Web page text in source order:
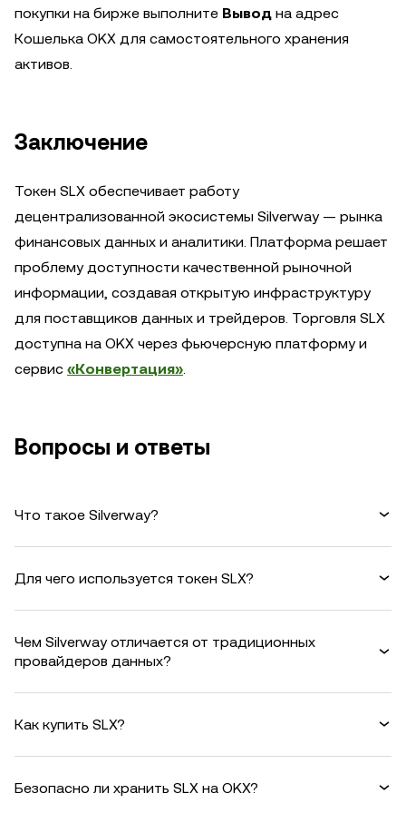
покупки на бирже выполните Вывод на адрес
Кошелька OKX для самостоятельного хранения
активов.
Заключение
Токен SLX обеспечивает работу
децентрализованной экосистемы Silverway — рынка
финансовых данных и аналитики. Платформа решает
проблему доступности качественной рыночной
информации, создавая открытую инфраструктуру
для поставщиков данных и трейдеров. Торговля SLX
доступна на OKX через фьючерсную платформу и
сервис «Конвертация».
Вопросы и ответы
Что такое Silverway?
Для чего используется токен SLX?
Чем Silverway отличается от традиционных
провайдеров данных?
Как купить SLX?
Безопасно ли хранить SLX на OKX?